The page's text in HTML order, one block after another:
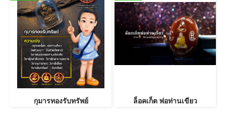
กุมารทองรับทรัพย์ ล็อคเก็ต พ่อท่านเขียว